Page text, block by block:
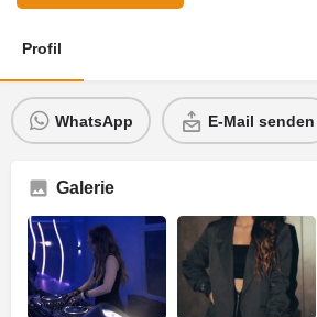
Profil
WhatsApp E-Mail senden
Galerie